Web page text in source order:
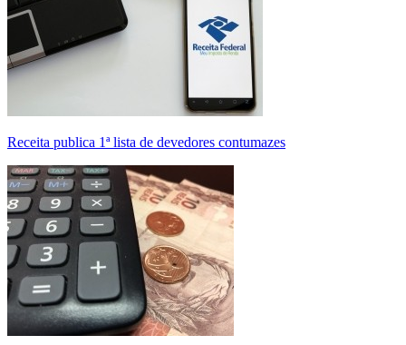
Receita publica 1ª lista de devedores contumazes